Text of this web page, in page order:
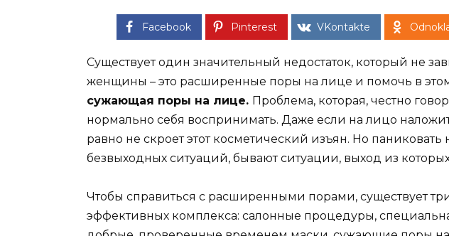
Facebook Pinterest VKontakte
Существует один значительный недостаток, который не
женщины – это расширенные поры на лице и помочь в
сужающая поры на лице. Проблема, которая, честно
нормально себя воспринимать. Даже если на лицо
равно не скроет этот косметический изъян. Но паниковать
безвыходных ситуаций, бывают ситуации, выход из которых
Чтобы справиться с расширенными порами, существует
эффективных комплекса: салонные процедуры,